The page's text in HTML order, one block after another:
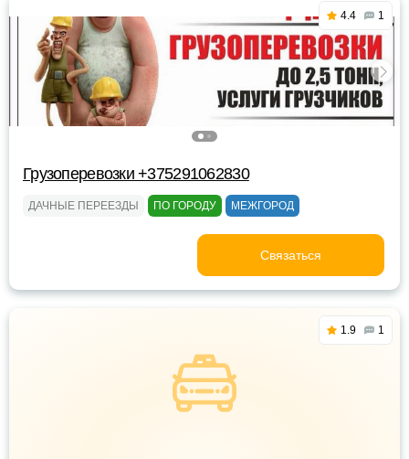
4.4 1
Грузоперевозки +375291062830
ДАЧНЫЕ ПЕРЕЕЗДЫ ПО ГОРОДУ МЕЖГОРОД
Связаться
1.9 1